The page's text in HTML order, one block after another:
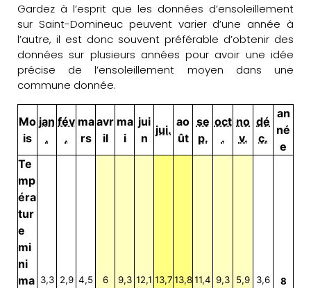
Gardez à l’esprit que les données d’ensoleillement
sur Saint-Domineuc peuvent varier d’une année à
l’autre, il est donc souvent préférable d’obtenir des
données sur plusieurs années pour avoir une idée
précise de l’ensoleillement moyen dans une
commune donnée.
Mo
is
jan
.
fév
.
ma
rs
avr
il
ma
i
jui
n
jui.
ao
ût
se
p.
oct
.
no
v.
dé
c.
an
né
e
Te
mp
éra
tur
e
mi
ni
ma 3,3 2,9 4,5 6 9,3 12,1 13,713,8 11,4 9,3 5,9 3,6 8